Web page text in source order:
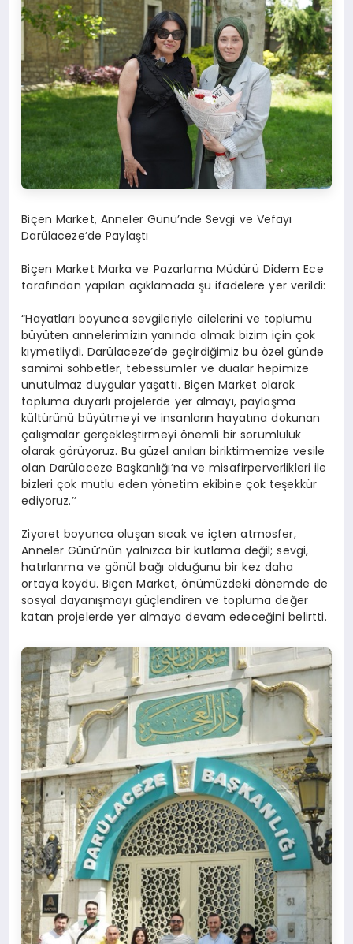
Biçen Market, Anneler Günü’nde Sevgi ve Vefayı
Darülaceze’de Paylaştı
Biçen Market Marka ve Pazarlama Müdürü Didem Ece
tarafından yapılan açıklamada şu ifadelere yer verildi:
“Hayatları boyunca sevgileriyle ailelerini ve toplumu
büyüten annelerimizin yanında olmak bizim için çok
kıymetliydi. Darülaceze’de geçirdiğimiz bu özel günde
samimi sohbetler, tebessümler ve dualar hepimize
unutulmaz duygular yaşattı. Biçen Market olarak
topluma duyarlı projelerde yer almayı, paylaşma
kültürünü büyütmeyi ve insanların hayatına dokunan
çalışmalar gerçekleştirmeyi önemli bir sorumluluk
olarak görüyoruz. Bu güzel anıları biriktirmemize vesile
olan Darülaceze Başkanlığı’na ve misafirperverlikleri ile
bizleri çok mutlu eden yönetim ekibine çok teşekkür
ediyoruz.’’
Ziyaret boyunca oluşan sıcak ve içten atmosfer,
Anneler Günü’nün yalnızca bir kutlama değil; sevgi,
hatırlanma ve gönül bağı olduğunu bir kez daha
ortaya koydu. Biçen Market, önümüzdeki dönemde de
sosyal dayanışmayı güçlendiren ve topluma değer
katan projelerde yer almaya devam edeceğini belirtti.